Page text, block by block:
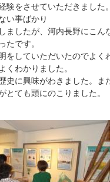
験をさせていただきました
い事ばかり
ましたが、河内長野にこん
たです。
をしていただいたのでよく
くわかりました。
史に興味がわきました。ま
とても頭にのこりました。